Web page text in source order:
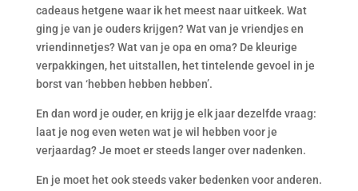
cadeaus hetgene waar ik het meest naar uitkeek. Wat
ging je van je ouders krijgen? Wat van je vriendjes en
vriendinnetjes? Wat van je opa en oma? De kleurige
verpakkingen, het uitstallen, het tintelende gevoel in je
borst van ‘hebben hebben hebben’.
En dan word je ouder, en krijg je elk jaar dezelfde vraag:
laat je nog even weten wat je wil hebben voor je
verjaardag? Je moet er steeds langer over nadenken.
En je moet het ook steeds vaker bedenken voor anderen.